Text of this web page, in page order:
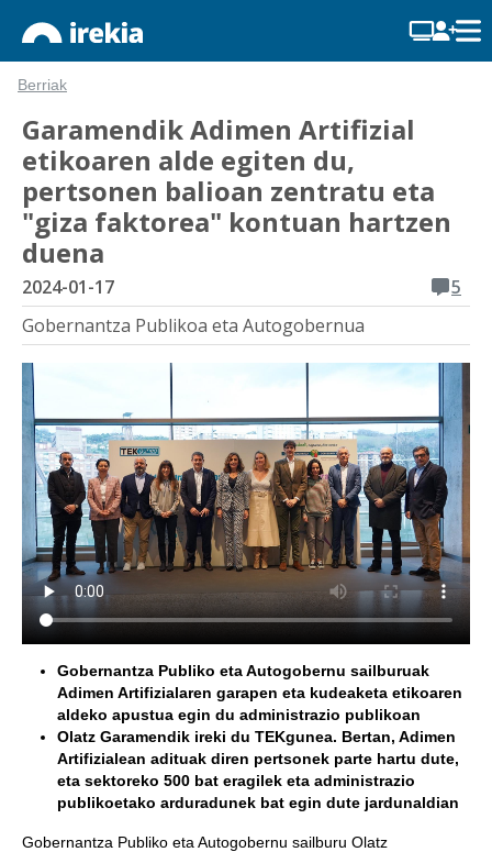
Berriak
Garamendik Adimen Artifizial
etikoaren alde egiten du,
pertsonen balioan zentratu eta
"giza faktorea" kontuan hartzen
duena
2024-01-17
5
Gobernantza Publikoa eta Autogobernua
Gobernantza Publiko eta Autogobernu sailburuak
Adimen Artifizialaren garapen eta kudeaketa etikoaren
aldeko apustua egin du administrazio publikoan
Olatz Garamendik ireki du TEKgunea. Bertan, Adimen
Artifizialean adituak diren pertsonek parte hartu dute,
eta sektoreko 500 bat eragilek eta administrazio
publikoetako arduradunek bat egin dute jardunaldian
Gobernantza Publiko eta Autogobernu sailburu Olatz